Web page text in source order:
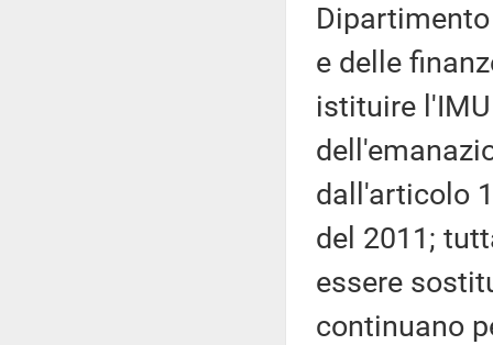
e delle
istituire
dall'articolo
del 2011;
essere
continuano